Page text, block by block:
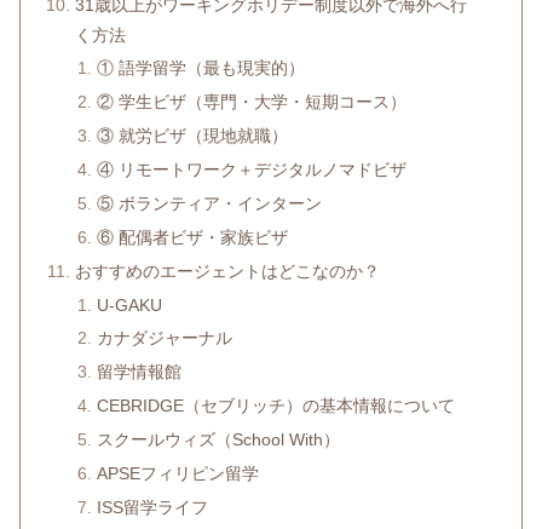
31歳以上がワーキングホリデー制度以外で海外へ行
く方法
① 語学留学（最も現実的）
② 学生ビザ（専門・大学・短期コース）
③ 就労ビザ（現地就職）
④ リモートワーク＋デジタルノマドビザ
⑤ ボランティア・インターン
⑥ 配偶者ビザ・家族ビザ
おすすめのエージェントはどこなのか？
U-GAKU
カナダジャーナル
留学情報館
CEBRIDGE（セブリッチ）の基本情報について
スクールウィズ（School With）
APSEフィリピン留学
ISS留学ライフ